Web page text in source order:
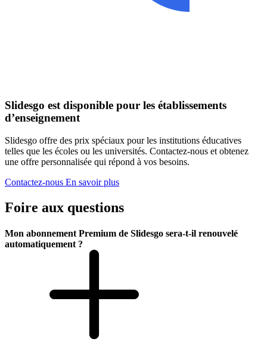
Slidesgo est disponible pour les établissements
d’enseignement
Slidesgo offre des prix spéciaux pour les institutions éducatives
telles que les écoles ou les universités. Contactez-nous et obtenez
une offre personnalisée qui répond à vos besoins.
Contactez-nous En savoir plus
Foire aux questions
Mon abonnement Premium de Slidesgo sera-t-il renouvelé
automatiquement ?